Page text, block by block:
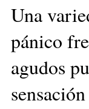
Una
pánico
agudos